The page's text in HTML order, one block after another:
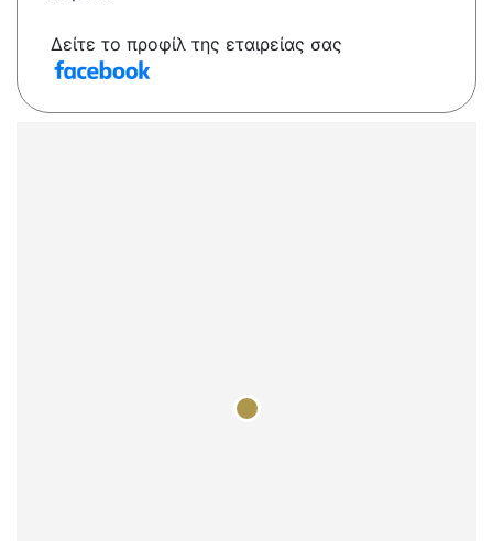
Δείτε το προφίλ της εταιρείας σας